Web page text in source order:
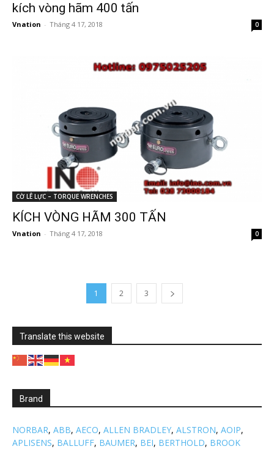
kích vòng hãm 400 tấn
Vnation - Tháng 4 17, 2018 0
CỜ LÊ LỰC – TORQUE WRENCHES
KÍCH VÒNG HÃM 300 TẤN
Vnation - Tháng 4 17, 2018 0
1 2 3
Translate this website
Brand
NORBAR, ABB, AECO, ALLEN BRADLEY, ALSTRON, AOIP,
APLISENS, BALLUFF, BAUMER, BEI, BERTHOLD, BROOK